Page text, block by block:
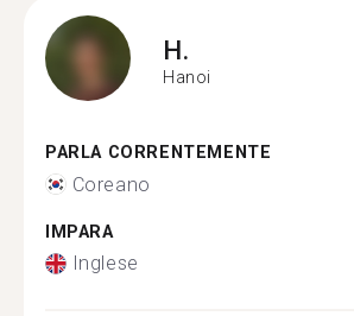
H.
Hanoi
PARLA CORRENTEMENTE
Coreano
IMPARA
Inglese